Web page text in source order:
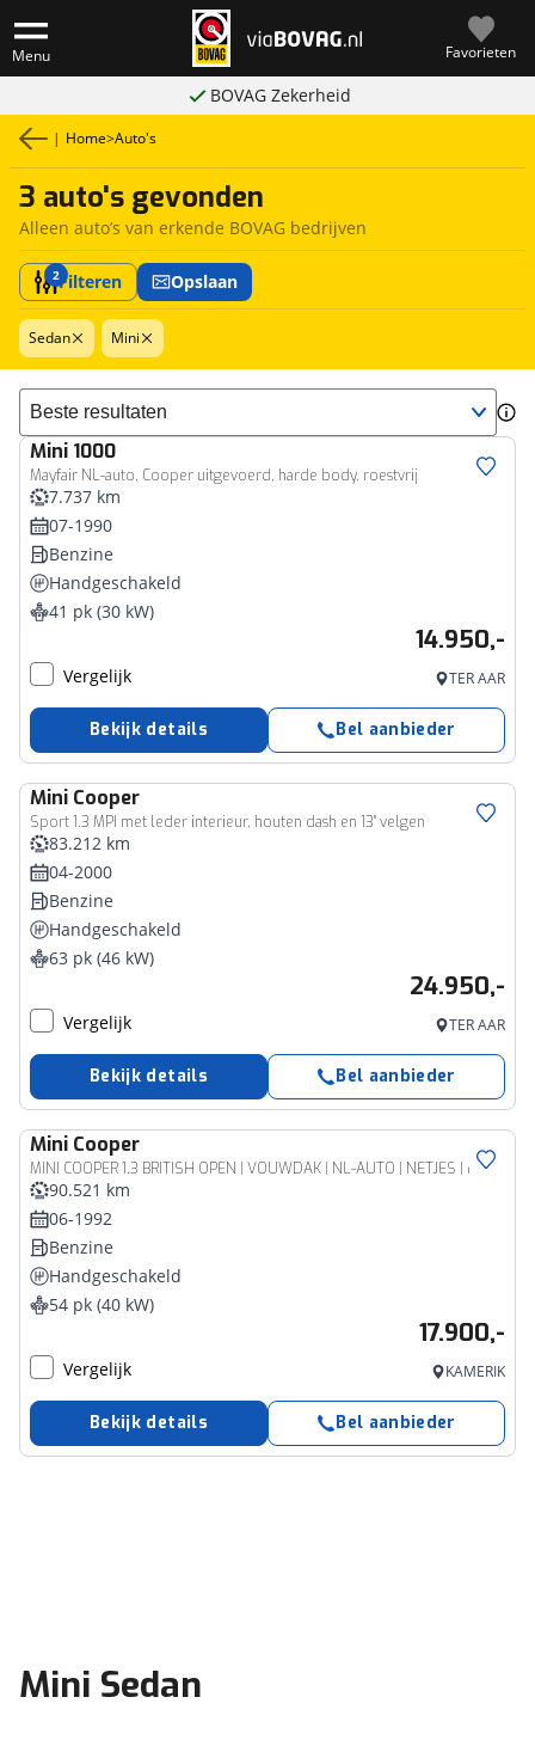
Menu Favorieten
BOVAG Zekerheid
| Home>Auto's
3 auto's gevonden
Alleen auto’s van erkende BOVAG bedrijven
2Filteren Opslaan
Sedan Mini
Sorteer resultaten
Mini 1000
Mayfair NL-auto, Cooper uitgevoerd, harde body, roestvrij
7.737 km
07-1990
Benzine
Handgeschakeld
41 pk (30 kW)
14.950,-
Vergelijk TER AAR
Bekijk details Bel aanbieder
Mini Cooper
Sport 1.3 MPI met leder interieur, houten dash en 13" velgen
83.212 km
04-2000
Benzine
Handgeschakeld
63 pk (46 kW)
24.950,-
Vergelijk TER AAR
Bekijk details Bel aanbieder
Mini Cooper
MINI COOPER 1.3 BRITISH OPEN | VOUWDAK | NL-AUTO | NETJES | NIEUWE APK!!
90.521 km
06-1992
Benzine
Handgeschakeld
54 pk (40 kW)
17.900,-
Vergelijk KAMERIK
Bekijk details Bel aanbieder
Mini Sedan